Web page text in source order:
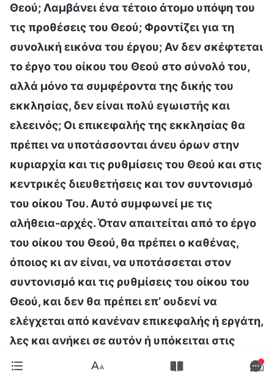
Θεού; Λαμβάνει ένα τέτοιο άτομο υπόψη του
τις προθέσεις του Θεού; Φροντίζει για τη
συνολική εικόνα του έργου; Αν δεν σκέφτεται
το έργο του οίκου του Θεού στο σύνολό του,
αλλά μόνο τα συμφέροντα της δικής του
εκκλησίας, δεν είναι πολύ εγωιστής και
ελεεινός; Οι επικεφαλής της εκκλησίας θα
πρέπει να υποτάσσονται άνευ όρων στην
κυριαρχία και τις ρυθμίσεις του Θεού και στις
κεντρικές διευθετήσεις και τον συντονισμό
του οίκου Του. Αυτό συμφωνεί με τις
αλήθεια-αρχές. Όταν απαιτείται από το έργο
του οίκου του Θεού, θα πρέπει ο καθένας,
όποιος κι αν είναι, να υποτάσσεται στον
συντονισμό και τις ρυθμίσεις του οίκου του
Θεού, και δεν θα πρέπει επ’ ουδενί να
ελέγχεται από κανέναν επικεφαλής ή εργάτη,
λες και ανήκει σε αυτόν ή υπόκειται στις
αποφάσεις του. Η υπακοή του εκλεκτού λαού